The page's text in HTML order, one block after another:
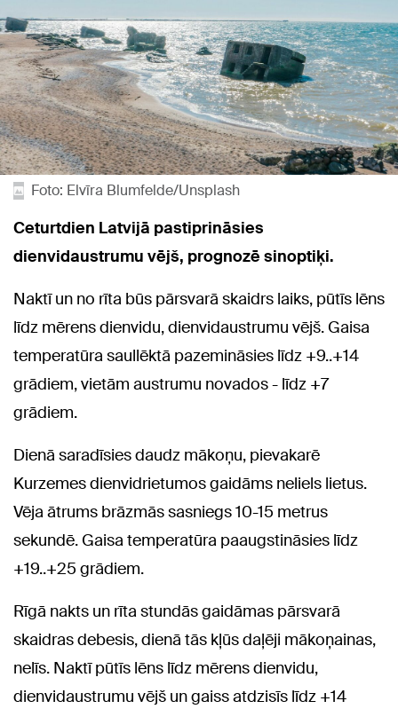
Foto: Elvīra Blumfelde/Unsplash
Ceturtdien Latvijā pastiprināsies
dienvidaustrumu vējš, prognozē sinoptiķi.
Naktī un no rīta būs pārsvarā skaidrs laiks, pūtīs lēns
līdz mērens dienvidu, dienvidaustrumu vējš. Gaisa
temperatūra saullēktā pazemināsies līdz +9..+14
grādiem, vietām austrumu novados - līdz +7
grādiem.
Dienā saradīsies daudz mākoņu, pievakarē
Kurzemes dienvidrietumos gaidāms neliels lietus.
Vēja ātrums brāzmās sasniegs 10-15 metrus
sekundē. Gaisa temperatūra paaugstināsies līdz
+19..+25 grādiem.
Rīgā nakts un rīta stundās gaidāmas pārsvarā
skaidras debesis, dienā tās kļūs daļēji mākoņainas,
nelīs. Naktī pūtīs lēns līdz mērens dienvidu,
dienvidaustrumu vējš un gaiss atdzisīs līdz +14